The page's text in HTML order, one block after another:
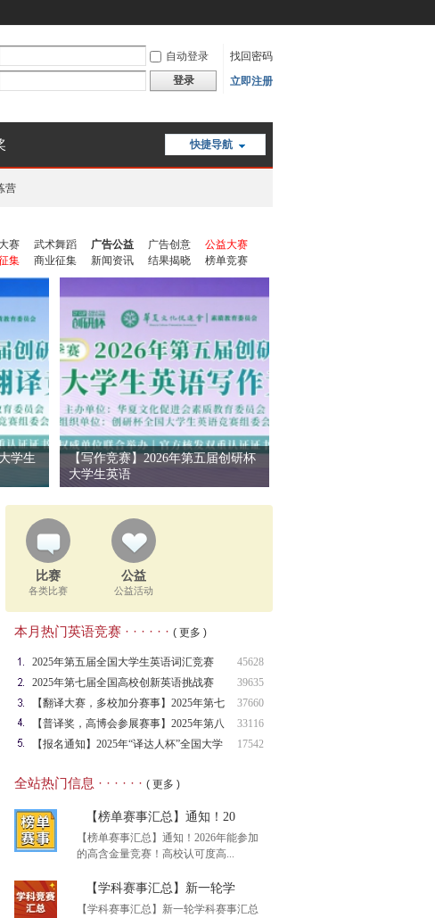
自动登录
找回密码
登录 立即注册
快捷导航
营
赛 武术舞蹈 广告公益 广告创意
公益大赛
集 商业征集 新闻资讯 结果揭晓 榜单竞赛
学生
【写作竞赛】2026年第五届创研杯
大学生英语
比赛
各类比赛
公益
公益活动
本月热门英语竞赛 · · · · · · ( 更多 )
45628
2025年第五届全国大学生英语词汇竞赛
（NCEV
39635
2025年第七届全国高校创新英语挑战赛
NCIECC
37660
【翻译大赛，多校加分赛事】2025年第七
届全
33116
【普译奖，高博会参展赛事】2025年第八
届普
17542
【报名通知】2025年“译达人杯”全国大学
全站热门信息 · · · · · · ( 更多 )
【榜单赛事汇总】通知！20
【榜单赛事汇总】通知！2026年能参加
的高含金量竞赛！高校认可度高...
【学科赛事汇总】新一轮学
【学科赛事汇总】新一轮学科赛事汇总